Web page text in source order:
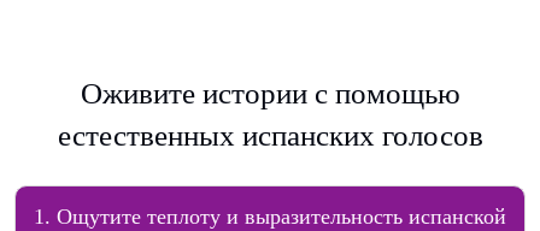
Оживите истории с помощью
естественных испанских голосов
1. Ощутите теплоту и выразительность испанской